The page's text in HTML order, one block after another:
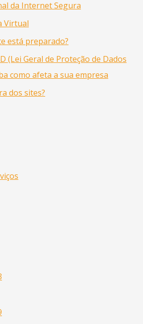
da Internet Segura
Virtual
está preparado?
(Lei Geral de Proteção de Dados
como afeta a sua empresa
dos sites?